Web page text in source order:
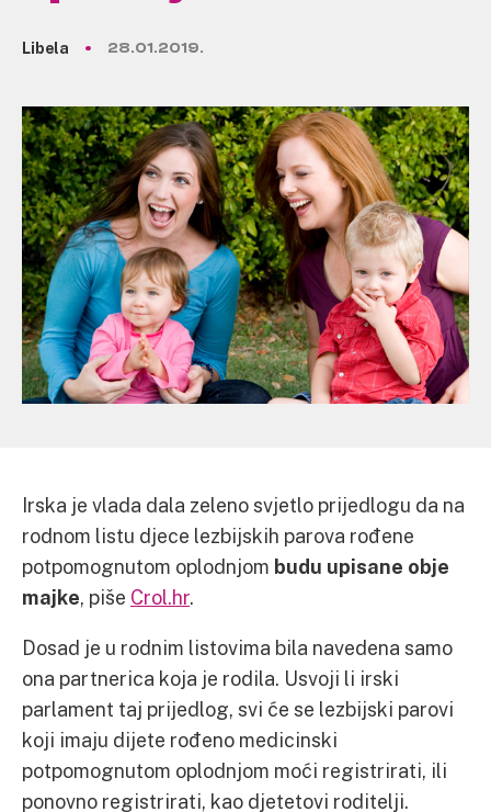
Libela 28.01.2019.
Irska je vlada dala zeleno svjetlo prijedlogu da na
rodnom listu djece lezbijskih parova rođene
potpomognutom oplodnjom budu upisane obje
majke, piše Crol.hr.
Dosad je u rodnim listovima bila navedena samo
ona partnerica koja je rodila. Usvoji li irski
parlament taj prijedlog, svi će se lezbijski parovi
koji imaju dijete rođeno medicinski
potpomognutom oplodnjom moći registrirati, ili
ponovno registrirati, kao djetetovi roditelji.